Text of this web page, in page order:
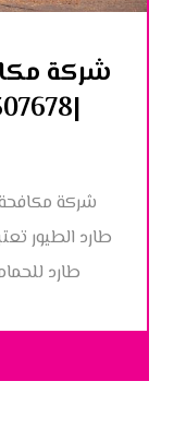
شركة
|0545307678| طارد الطيور
طارد الطيور
طارد